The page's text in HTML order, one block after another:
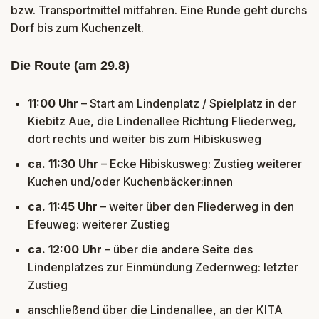
bzw. Transportmittel mitfahren. Eine Runde geht durchs
Dorf bis zum Kuchenzelt.
Die Route (am 29.8)
11:00 Uhr – Start am Lindenplatz / Spielplatz in der
Kiebitz Aue, die Lindenallee Richtung Fliederweg,
dort rechts und weiter bis zum Hibiskusweg
ca. 11:30 Uhr – Ecke Hibiskusweg: Zustieg weiterer
Kuchen und/oder Kuchenbäcker:innen
ca. 11:45 Uhr – weiter über den Fliederweg in den
Efeuweg: weiterer Zustieg
ca. 12:00 Uhr – über die andere Seite des
Lindenplatzes zur Einmündung Zedernweg: letzter
Zustieg
anschließend über die Lindenallee, an der KITA